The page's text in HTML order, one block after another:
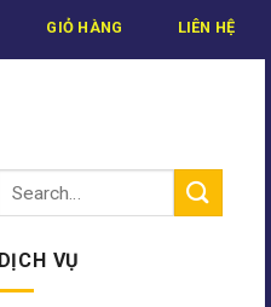
GIỎ HÀNG LIÊN HỆ
DỊCH VỤ